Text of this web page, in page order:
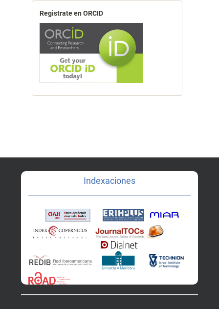
Registrate en ORCID
Indexaciones